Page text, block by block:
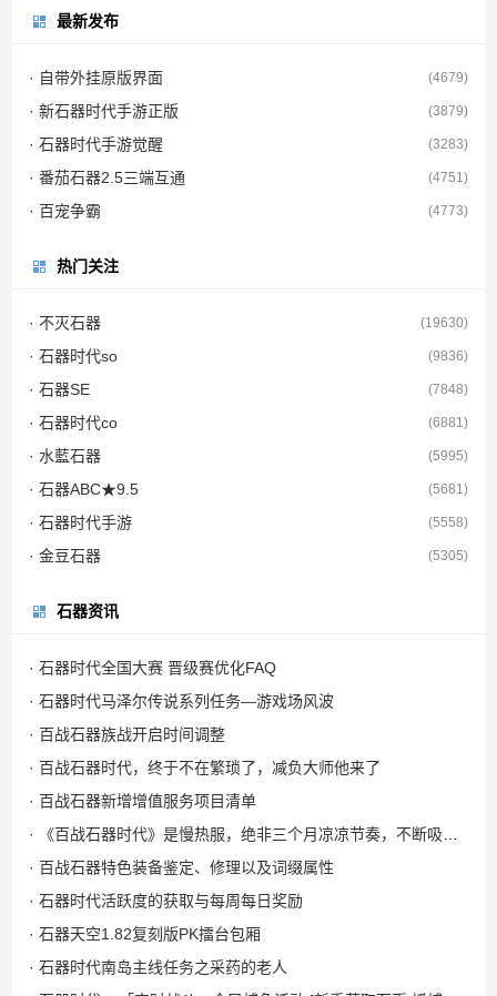
最新发布
· 自带外挂原版界面 (4679)
· 新石器时代手游正版 (3879)
· 石器时代手游觉醒 (3283)
· 番茄石器2.5三端互通 (4751)
· 百宠争霸 (4773)
热门关注
· 不灭石器 (19630)
· 石器时代so (9836)
· 石器SE (7848)
· 石器时代co (6881)
· 水藍石器 (5995)
· 石器ABC★9.5 (5681)
· 石器时代手游 (5558)
· 金豆石器 (5305)
石器资讯
· 石器时代全国大赛 晋级赛优化FAQ
· 石器时代马泽尔传说系列任务—游戏场风波
· 百战石器族战开启时间调整
· 百战石器时代，终于不在繁琐了，减负大师他来了
· 百战石器新增增值服务项目清单
· 百战石器特色装备鉴定、修理以及词缀属性
· 石器时代活跃度的获取与每周每日奖励
· 石器天空1.82复刻版PK擂台包厢
· 石器时代南岛主线任务之采药的老人